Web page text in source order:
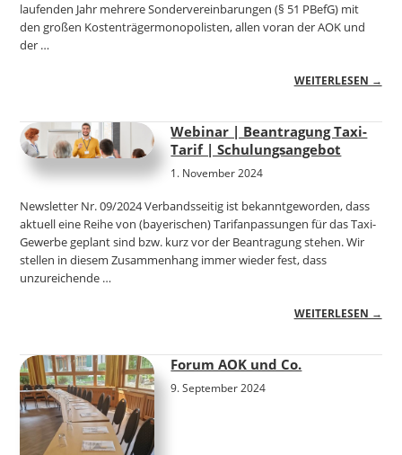
laufenden Jahr mehrere Sondervereinbarungen (§ 51 PBefG) mit
den großen Kostenträgermonopolisten, allen voran der AOK und
der …
WEITERLESEN →
Webinar | Beantragung Taxi-
Tarif | Schulungsangebot
1. November 2024
Newsletter Nr. 09/2024 Verbandsseitig ist bekanntgeworden, dass
aktuell eine Reihe von (bayerischen) Tarifanpassungen für das Taxi-
Gewerbe geplant sind bzw. kurz vor der Beantragung stehen. Wir
stellen in diesem Zusammenhang immer wieder fest, dass
unzureichende …
WEITERLESEN →
Forum AOK und Co.
9. September 2024